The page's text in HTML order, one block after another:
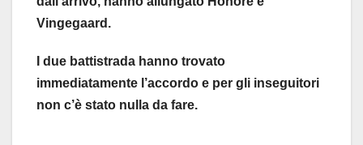
Vingegaard.
I due battistrada hanno trovato
immediatamente l’accordo e per gli inseguitori
non c’è stato nulla da fare.